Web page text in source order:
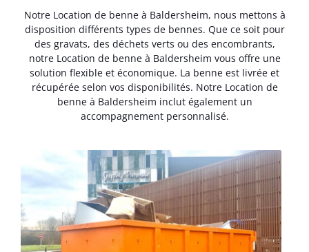
Notre Location de benne à Baldersheim, nous mettons à
disposition différents types de bennes. Que ce soit pour
des gravats, des déchets verts ou des encombrants,
notre Location de benne à Baldersheim vous offre une
solution flexible et économique. La benne est livrée et
récupérée selon vos disponibilités. Notre Location de
benne à Baldersheim inclut également un
accompagnement personnalisé.